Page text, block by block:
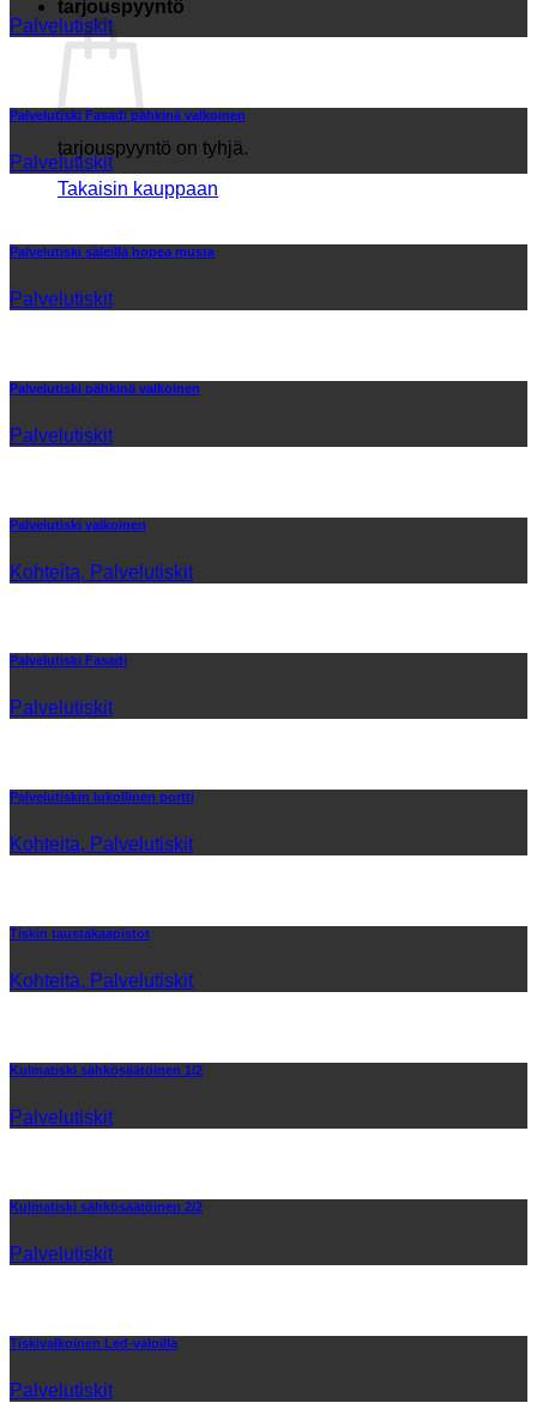
tarjouspyyntö
tarjouspyyntö on tyhjä.
Takaisin kauppaan
Palvelutiskit
Palvelutiski Fasadi pähkinä valkoinen
Palvelutiskit
Palvelutiski säleillä hopea musta
Palvelutiskit
Palvelutiski pähkinä valkoinen
Palvelutiskit
Palvelutiski valkoinen
Kohteita, Palvelutiskit
Palvelutiski Fasadi
Palvelutiskit
Palvelutiskin lukollinen portti
Kohteita, Palvelutiskit
Tiskin taustakaapistot
Kohteita, Palvelutiskit
Kulmatiski sähkösäätöinen 1/2
Palvelutiskit
Kulmatiski sähkösäätöinen 2/2
Palvelutiskit
Tiskivalkoinen Led-valoilla
Palvelutiskit